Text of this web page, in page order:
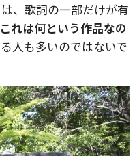
、歌詞の一部だけが有
れは何という作品なの
人も多いのではないで